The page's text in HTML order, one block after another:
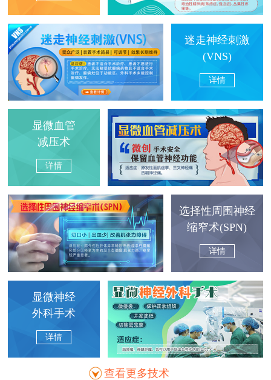
迷走神经刺激
(VNS)
详情
显微血管
减压术
详情
选择性周围神经
缩窄术(SPN)
详情
显微神经
外科手术
详情
查看更多技术